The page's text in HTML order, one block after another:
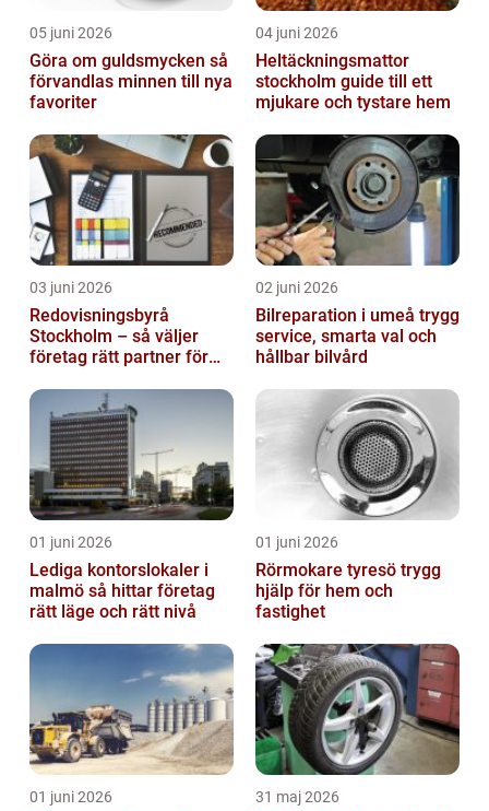
05 juni 2026
Göra om guldsmycken så
förvandlas minnen till nya
favoriter
04 juni 2026
Heltäckningsmattor
stockholm guide till ett
mjukare och tystare hem
03 juni 2026
Redovisningsbyrå
Stockholm – så väljer
företag rätt partner för
02 juni 2026
Bilreparation i umeå trygg
service, smarta val och
hållbar bilvård
01 juni 2026
Lediga kontorslokaler i
malmö så hittar företag
rätt läge och rätt nivå
01 juni 2026
Rörmokare tyresö trygg
hjälp för hem och
fastighet
01 juni 2026 31 maj 2026